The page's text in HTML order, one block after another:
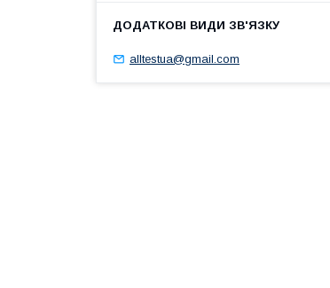
alltestua@gmail.com